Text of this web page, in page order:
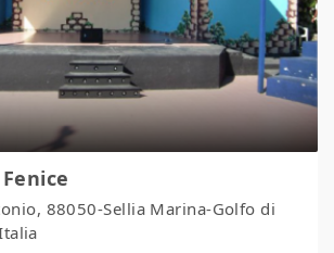
88050-Sellia Marina-Golfo di